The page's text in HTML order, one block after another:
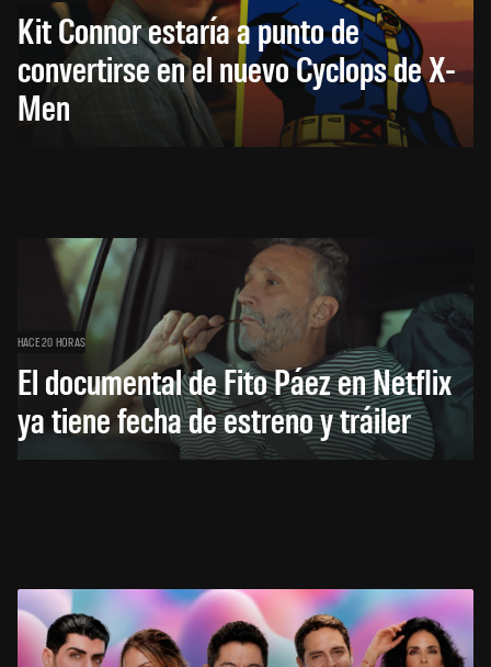
Kit Connor estaría a punto de
convertirse en el nuevo Cyclops de X-
Men
HACE 20 HORAS
El documental de Fito Páez en Netflix
ya tiene fecha de estreno y tráiler